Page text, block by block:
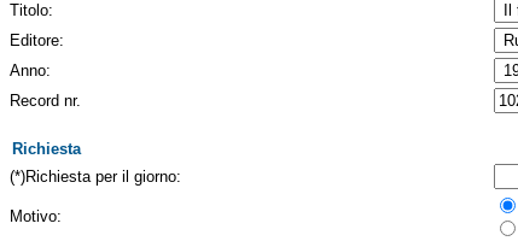
Titolo:
Editore:
Anno:
Record nr.
Richiesta
(*)Richiesta per il giorno:
Motivo: